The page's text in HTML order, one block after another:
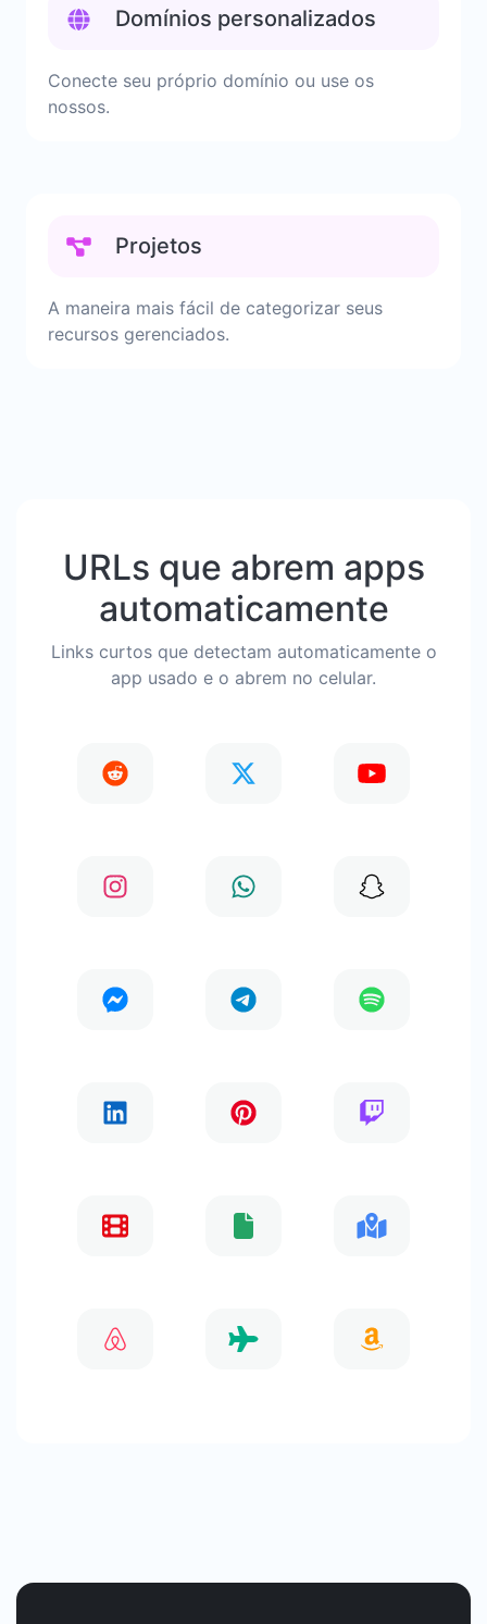
Domínios personalizados
Conecte seu próprio domínio ou use os
nossos.
Projetos
A maneira mais fácil de categorizar seus
recursos gerenciados.
URLs que abrem apps
automaticamente
Links curtos que detectam automaticamente o
app usado e o abrem no celular.